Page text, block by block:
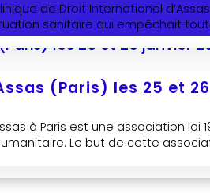
de Droit International
sanitaire qui empêchait
(Paris) les 25 et
à Paris est une association loi
Le but de cette